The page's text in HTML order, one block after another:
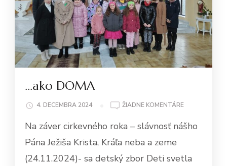
…ako DOMA
4. DECEMBRA 2024 ŽIADNE KOMENTÁRENA
AKO
Na záver cirkevného roka – slávnosť nášho
Pána Ježiša Krista, Kráľa neba a zeme
(24.11.2024)- sa detský zbor Deti svetla